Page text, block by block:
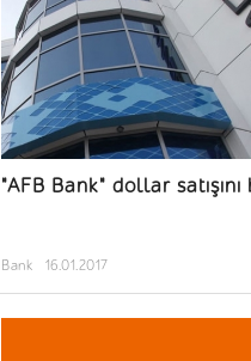
"AFB Bank" dollar
Bank 16.01.2017